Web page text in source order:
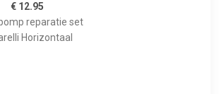
€ 12.95
reparatie set
Horizontaal